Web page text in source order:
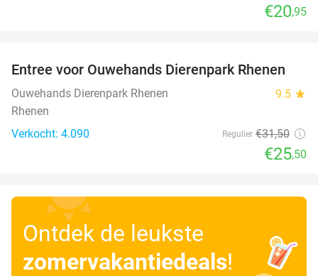
€20,95
19%
Entree voor Ouwehands Dierenpark Rhenen
Ouwehands Dierenpark Rhenen 9.5 star
Rhenen
Verkocht: 4.090
Regulier €31,50
€25,50
Ontdek de leukste
zomervakantiedeals!